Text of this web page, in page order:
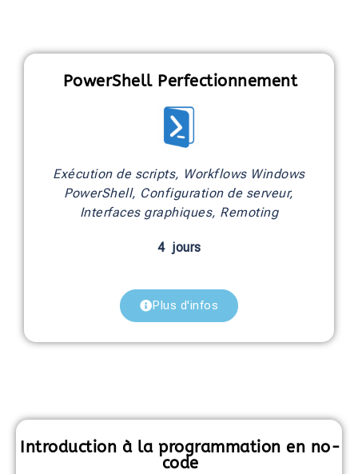
PowerShell Perfectionnement
Exécution de scripts, Workflows Windows
PowerShell, Configuration de serveur,
Interfaces graphiques, Remoting
4 jours
Plus d'infos
Introduction à la programmation en no-
code